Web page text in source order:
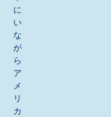
に
い
な
が
ら
ア
メ
リ
カ